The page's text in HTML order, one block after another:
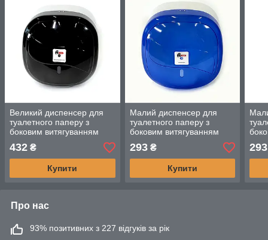
Великий диспенсер для
туалетного паперу з
боковим витягуванням
пластиковий (Прозорий
димчатий)
432 ₴
Купити
Малий диспенсер для
туалетного паперу з
боковим витягуванням
пластиковий (Прозорий
голубий)
293₴
Купити
293
Про нас
93% позитивних з 227 відгуків за рік